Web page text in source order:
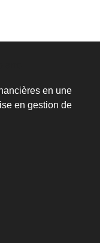
en une
en gestion de